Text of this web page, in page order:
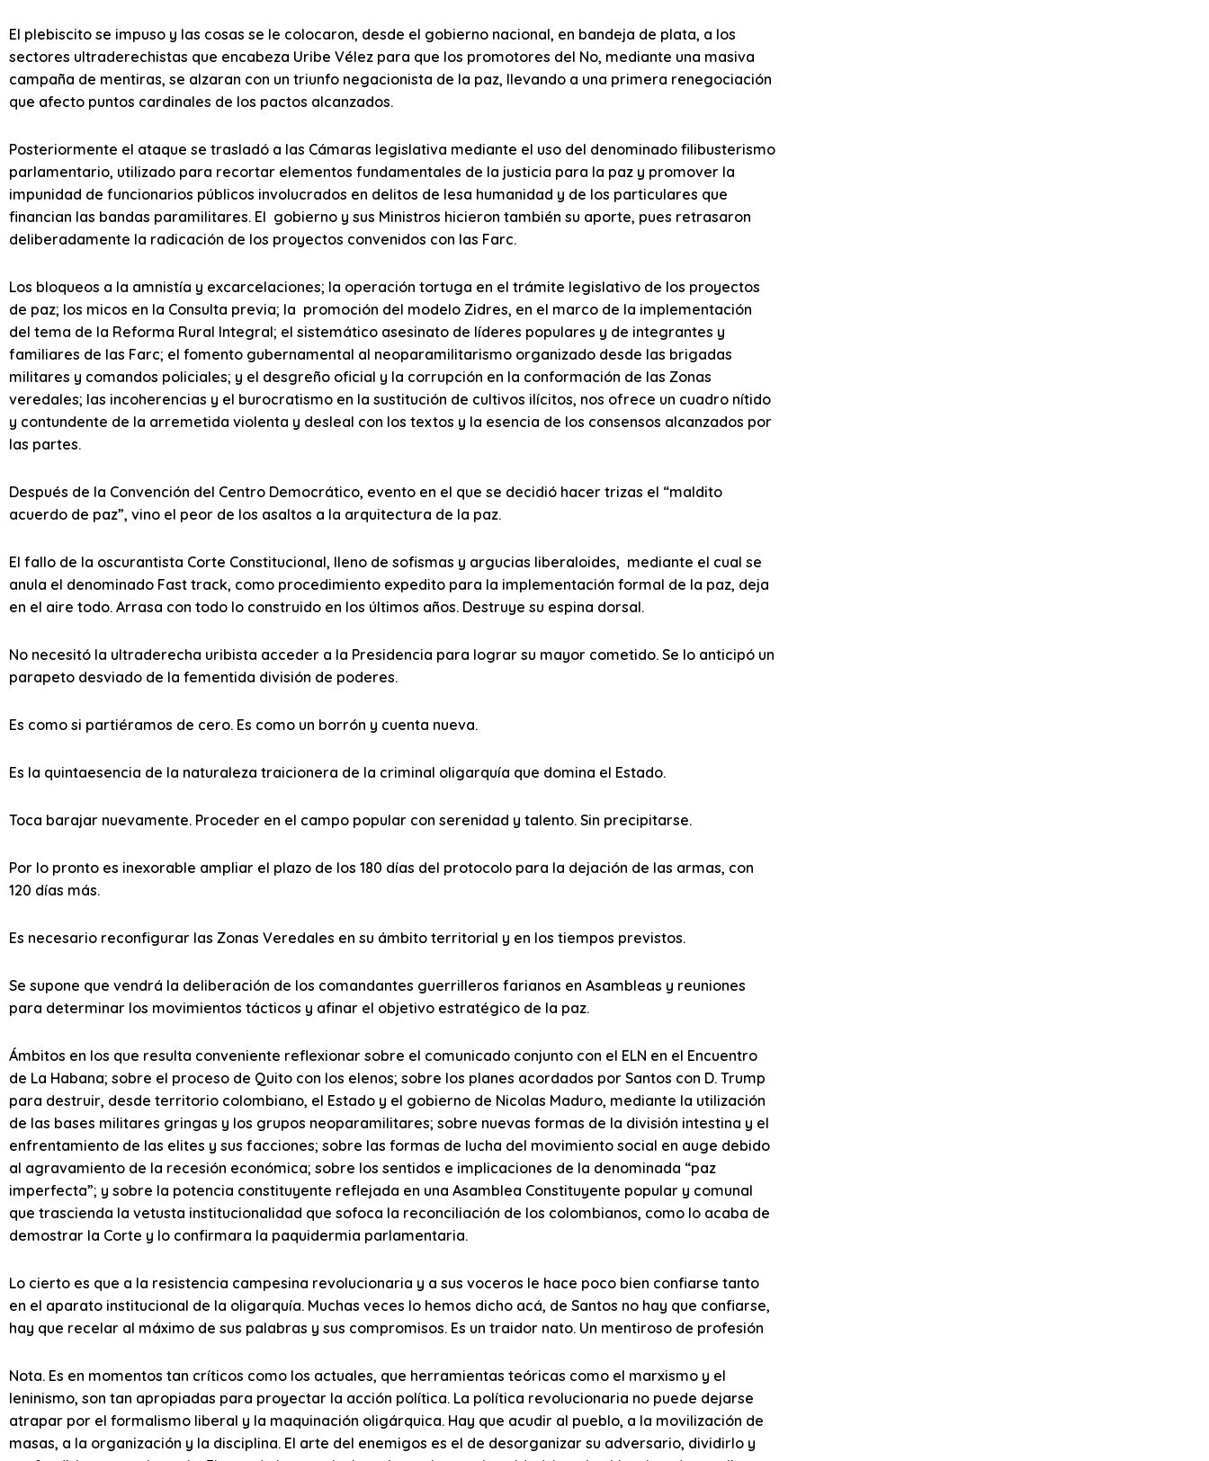
El plebiscito se impuso y las cosas se le colocaron, desde el gobierno nacional, en bandeja de plata, a los
sectores ultraderechistas que encabeza Uribe Vélez para que los promotores del No, mediante una masiva
campaña de mentiras, se alzaran con un triunfo negacionista de la paz, llevando a una primera renegociación
que afecto puntos cardinales de los pactos alcanzados.
Posteriormente el ataque se trasladó a las Cámaras legislativa mediante el uso del denominado filibusterismo
parlamentario, utilizado para recortar elementos fundamentales de la justicia para la paz y promover la
impunidad de funcionarios públicos involucrados en delitos de lesa humanidad y de los particulares que
financian las bandas paramilitares. El gobierno y sus Ministros hicieron también su aporte, pues retrasaron
deliberadamente la radicación de los proyectos convenidos con las Farc.
Los bloqueos a la amnistía y excarcelaciones; la operación tortuga en el trámite legislativo de los proyectos
de paz; los micos en la Consulta previa; la promoción del modelo Zidres, en el marco de la implementación
del tema de la Reforma Rural Integral; el sistemático asesinato de líderes populares y de integrantes y
familiares de las Farc; el fomento gubernamental al neoparamilitarismo organizado desde las brigadas
militares y comandos policiales; y el desgreño oficial y la corrupción en la conformación de las Zonas
veredales; las incoherencias y el burocratismo en la sustitución de cultivos ilícitos, nos ofrece un cuadro nítido
y contundente de la arremetida violenta y desleal con los textos y la esencia de los consensos alcanzados por
las partes.
Después de la Convención del Centro Democrático, evento en el que se decidió hacer trizas el “maldito
acuerdo de paz”, vino el peor de los asaltos a la arquitectura de la paz.
El fallo de la oscurantista Corte Constitucional, lleno de sofismas y argucias liberaloides, mediante el cual se
anula el denominado Fast track, como procedimiento expedito para la implementación formal de la paz, deja
en el aire todo. Arrasa con todo lo construido en los últimos años. Destruye su espina dorsal.
No necesitó la ultraderecha uribista acceder a la Presidencia para lograr su mayor cometido. Se lo anticipó un
parapeto desviado de la fementida división de poderes.
Es como si partiéramos de cero. Es como un borrón y cuenta nueva.
Es la quintaesencia de la naturaleza traicionera de la criminal oligarquía que domina el Estado.
Toca barajar nuevamente. Proceder en el campo popular con serenidad y talento. Sin precipitarse.
Por lo pronto es inexorable ampliar el plazo de los 180 días del protocolo para la dejación de las armas, con
120 días más.
Es necesario reconfigurar las Zonas Veredales en su ámbito territorial y en los tiempos previstos.
Se supone que vendrá la deliberación de los comandantes guerrilleros farianos en Asambleas y reuniones
para determinar los movimientos tácticos y afinar el objetivo estratégico de la paz.
Ámbitos en los que resulta conveniente reflexionar sobre el comunicado conjunto con el ELN en el Encuentro
de La Habana; sobre el proceso de Quito con los elenos; sobre los planes acordados por Santos con D. Trump
para destruir, desde territorio colombiano, el Estado y el gobierno de Nicolas Maduro, mediante la utilización
de las bases militares gringas y los grupos neoparamilitares; sobre nuevas formas de la división intestina y el
enfrentamiento de las elites y sus facciones; sobre las formas de lucha del movimiento social en auge debido
al agravamiento de la recesión económica; sobre los sentidos e implicaciones de la denominada “paz
imperfecta”; y sobre la potencia constituyente reflejada en una Asamblea Constituyente popular y comunal
que trascienda la vetusta institucionalidad que sofoca la reconciliación de los colombianos, como lo acaba de
demostrar la Corte y lo confirmara la paquidermia parlamentaria.
Lo cierto es que a la resistencia campesina revolucionaria y a sus voceros le hace poco bien confiarse tanto
en el aparato institucional de la oligarquía. Muchas veces lo hemos dicho acá, de Santos no hay que confiarse,
hay que recelar al máximo de sus palabras y sus compromisos. Es un traidor nato. Un mentiroso de profesión
Nota. Es en momentos tan críticos como los actuales, que herramientas teóricas como el marxismo y el
leninismo, son tan apropiadas para proyectar la acción política. La política revolucionaria no puede dejarse
atrapar por el formalismo liberal y la maquinación oligárquica. Hay que acudir al pueblo, a la movilización de
masas, a la organización y la disciplina. El arte del enemigos es el de desorganizar su adversario, dividirlo y